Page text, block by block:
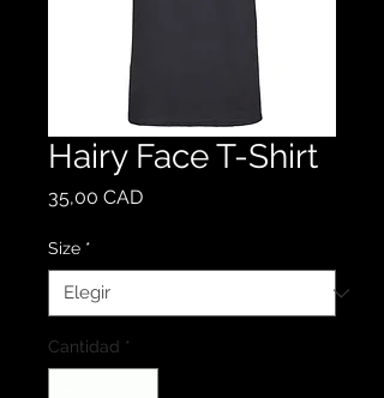
Hairy Face T-Shirt
35,00 CADPrecio
Size *
Cantidad *